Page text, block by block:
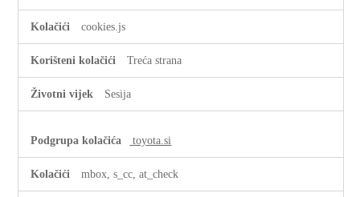
cookies.js
Treća strana
Sesija
toyota.si
mbox, s_cc, at_check